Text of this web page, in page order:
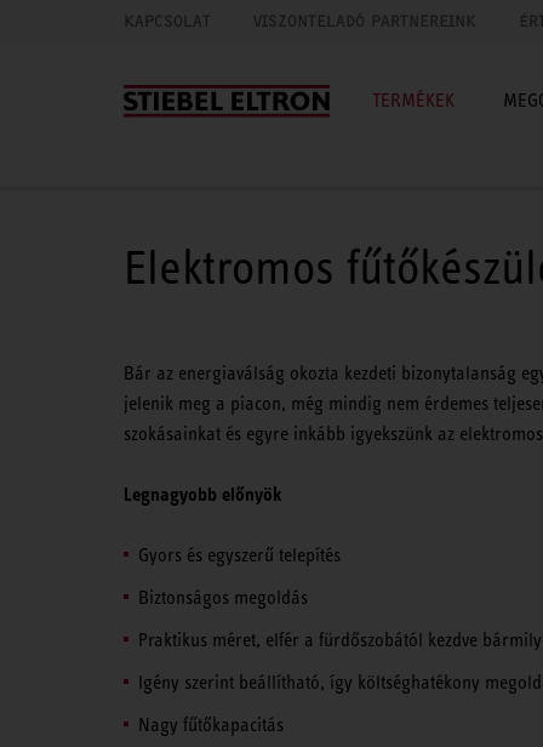
KAPCSOLAT VISZONTELADÓ PARTNEREINK
TERMÉKEK
Elektromos
Bár az energiaválság okozta kezdeti bizonytalanság
jelenik meg a piacon, még mindig nem érdemes
szokásainkat és egyre inkább igyekszünk az
Legnagyobb előnyök
Gyors és egyszerű telepítés
Biztonságos megoldás
Praktikus méret, elfér a fürdőszobától kezdve
Igény szerint beállítható, így költséghatékony
Nagy fűtőkapacitás